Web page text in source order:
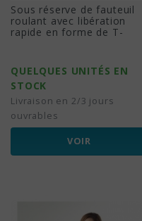
Sous réserve de fauteuil
roulant avec libération
rapide en forme de T-
QUELQUES UNITÉS EN
STOCK
Livraison en 2/3 jours
ouvrables
VOIR